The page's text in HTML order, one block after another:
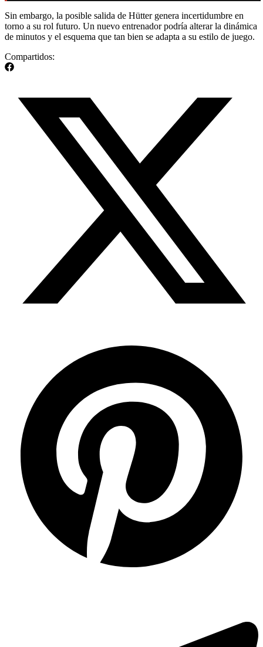
Sin embargo, la posible salida de Hütter genera incertidumbre en
torno a su rol futuro. Un nuevo entrenador podría alterar la dinámica
de minutos y el esquema que tan bien se adapta a su estilo de juego.
Compartidos: